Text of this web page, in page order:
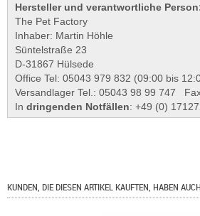
Hersteller und verantwortliche
The Pet Factory
Inhaber: Martin Höhle
Süntelstraße 23
D-31867 Hülsede
Office Tel: 05043 979 832 (09:00 bis
Versandlager Tel.: 05043 98 99 747
In dringenden Notfällen: +49 (0)
KUNDEN, DIE DIESEN ARTIKEL KAUFTEN, HABEN